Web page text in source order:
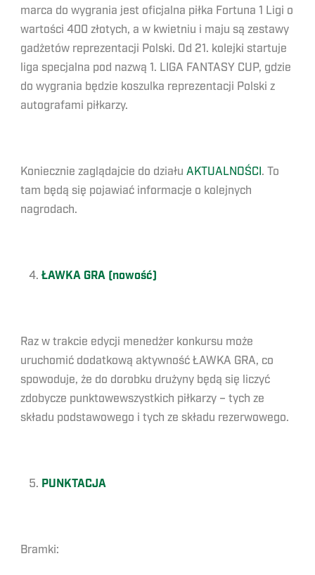
marca do wygrania jest oficjalna piłka Fortuna 1 Ligi o
wartości 400 złotych, a w kwietniu i maju są zestawy
gadżetów reprezentacji Polski. Od 21. kolejki startuje
liga specjalna pod nazwą 1. LIGA FANTASY CUP, gdzie
do wygrania będzie koszulka reprezentacji Polski z
autografami piłkarzy.
Koniecznie zaglądajcie do działu AKTUALNOŚCI. To
tam będą się pojawiać informacje o kolejnych
nagrodach.
ŁAWKA GRA (nowość)
Raz w trakcie edycji menedżer konkursu może
uruchomić dodatkową aktywność ŁAWKA GRA, co
spowoduje, że do dorobku drużyny będą się liczyć
zdobycze punktowewszystkich piłkarzy – tych ze
składu podstawowego i tych ze składu rezerwowego.
PUNKTACJA
Bramki: